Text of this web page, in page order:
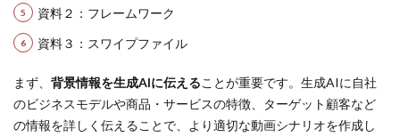
資料２：フレームワーク
資料３：スワイプファイル
まず、 背景情報を生成AIに伝えることが重要です。生成AIに自社
のビジネスモデルや商品・サービスの特徴、ターゲット顧客など
の情報を詳しく伝えることで、より適切な動画シナリオを作成し